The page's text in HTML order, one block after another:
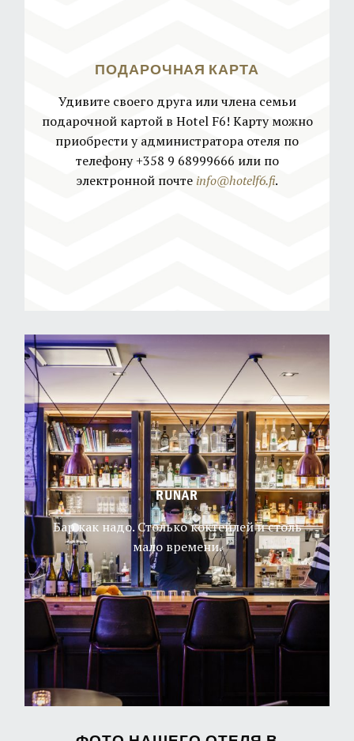
ПОДАРОЧНАЯ КАРТА
Удивите своего друга или члена семьи
подарочной картой в Hotel F6! Карту можно
приобрести у администратора отеля по
телефону +358 9 68999666 или по
электронной почте info@hotelf6.fi.
RUNAR
Бар как надо. Столько коктейлей и столь
мало времени.